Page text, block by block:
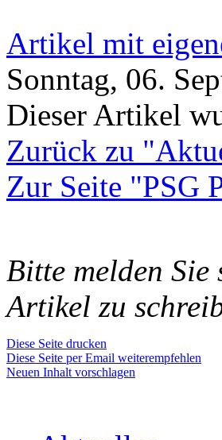
Artikel mit
Sonntag, 06.
Dieser Artikel
Zurück zu
Zur Seite "PSG
Bitte melden Sie
Artikel zu
Diese Seite drucken
Diese Seite per Email weiterempfehlen
Neuen Inhalt vorschlagen